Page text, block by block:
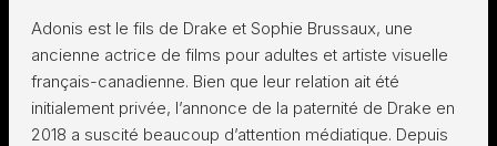
Adonis est le fils de Drake et Sophie Brussaux, une
ancienne actrice de films pour adultes et artiste visuelle
français-canadienne. Bien que leur relation ait été
initialement privée, l’annonce de la paternité de Drake en
2018 a suscité beaucoup d’attention médiatique. Depuis